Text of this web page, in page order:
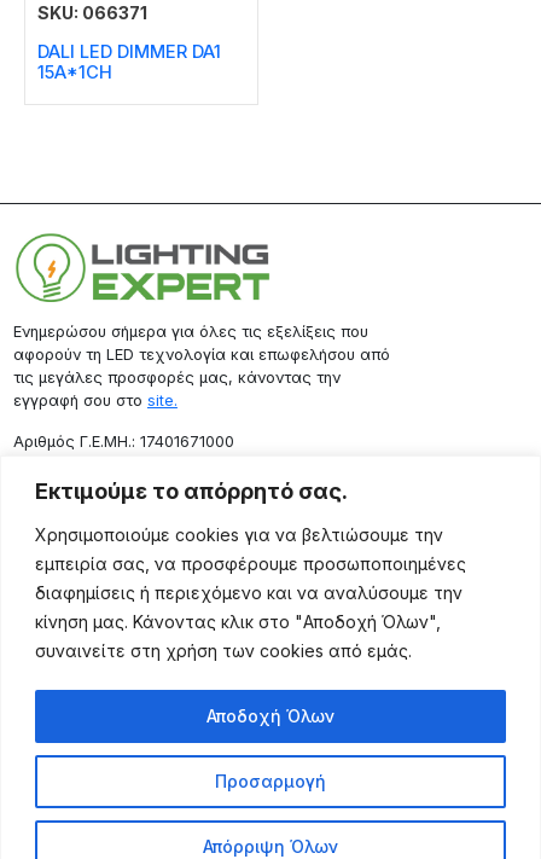
Εκτιμούμε το απόρρητό σας.
Χρησιμοποιούμε cookies για να βελτιώσουμε την
εμπειρία σας, να προσφέρουμε προσωποποιημένες
διαφημίσεις ή περιεχόμενο και να αναλύσουμε την
κίνηση μας. Κάνοντας κλικ στο "Αποδοχή Όλων",
συναινείτε στη χρήση των cookies από εμάς.
Προσαρμογή
Απόρριψη Όλων
Αποδοχή Όλων
SKU: 066371
DALI LED DIMMER DA1
15A*1CH
Ενημερώσου σήμερα για όλες τις εξελίξεις που
αφορούν τη LED τεχνολογία και επωφελήσου από
τις μεγάλες προσφορές μας, κάνοντας την
εγγραφή σου στο site.
Aριθμός Γ.Ε.ΜΗ.: 17401671000
Επικοινωνία
Ρόδου 133, Αθήνα 10443
(+30) 211 725 5427
sales@lightingexpert.gr
Χρήσιμες Σελίδες
Προϊόντα
Τρόποι Αποστολής